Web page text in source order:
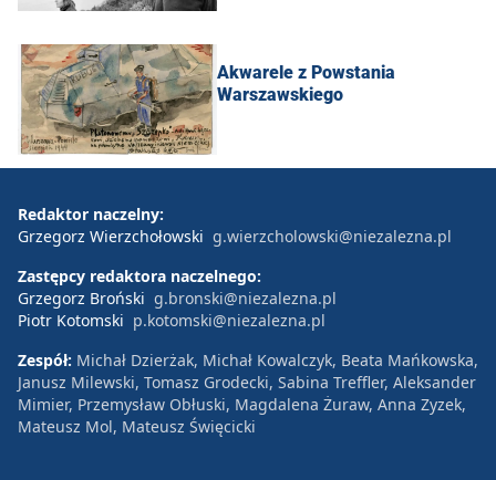
Akwarele z Powstania
Warszawskiego
Redaktor naczelny:
Grzegorz Wierzchołowski g.wierzcholowski@niezalezna.pl
Zastępcy redaktora naczelnego:
Grzegorz Broński g.bronski@niezalezna.pl
Piotr Kotomski p.kotomski@niezalezna.pl
Zespół: Michał Dzierżak, Michał Kowalczyk, Beata Mańkowska,
Janusz Milewski, Tomasz Grodecki, Sabina Treffler, Aleksander
Mimier, Przemysław Obłuski, Magdalena Żuraw, Anna Zyzek,
Mateusz Mol, Mateusz Święcicki